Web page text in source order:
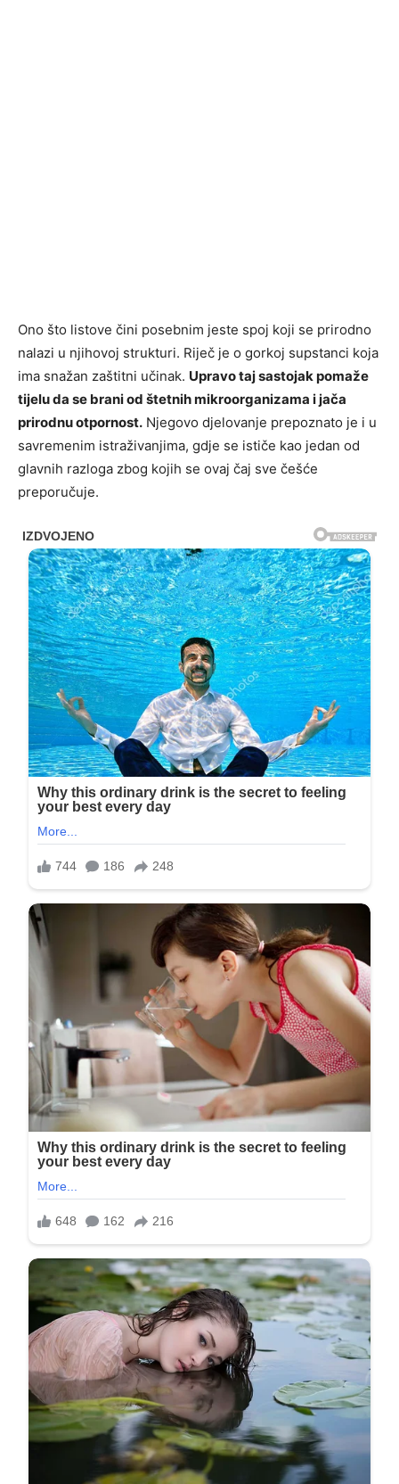
Ono što listove čini posebnim jeste spoj koji se prirodno
nalazi u njihovoj strukturi. Riječ je o gorkoj supstanci koja
ima snažan zaštitni učinak. Upravo taj sastojak pomaže
tijelu da se brani od štetnih mikroorganizama i jača
prirodnu otpornost. Njegovo djelovanje prepoznato je i u
savremenim istraživanjima, gdje se ističe kao jedan od
glavnih razloga zbog kojih se ovaj čaj sve češće
preporučuje.